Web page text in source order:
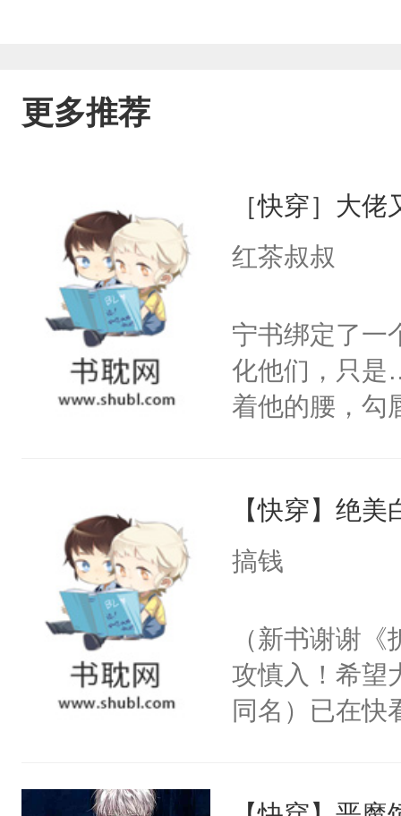
更多推荐
［快穿］大
红茶叔叔
宁书绑定了一
化他们，只是
着他的腰，勾
来，给老公
用力——为你
【快穿】绝
搞钱
（新书谢谢
攻慎入！希望
同名）已在快